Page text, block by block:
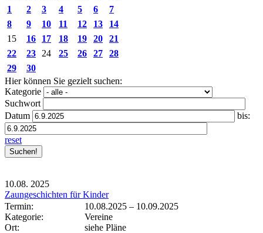
1
2 3 4 5 6
7
8
9 10 11 12 13
14
15
16 17 18 19 20
21
22
23 24 25 26 27
28
29
30
Hier können Sie gezielt suchen:
Kategorie
Suchwort
Datum
bis:
reset
10.08. 2025
Zaungeschichten für Kinder
Termin:
10.08.2025 – 10.09.2025
Kategorie:
Vereine
Ort:
siehe Pläne